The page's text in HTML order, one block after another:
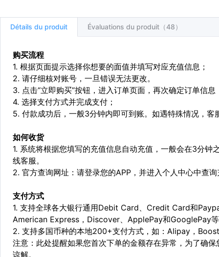
Détails du produit Évaluations du produit（48）
购买流程
1. 根据页面提示选择你想要的面值并填写对应充值信息；
2. 请仔细核对账号，一旦错误无法更改。
3. 点击“立即购买”按钮，进入订单页面，再次确定订单信息
4. 选择支付方式并完成支付；
5. 付款成功后，一般3分钟内即可到账。如遇特殊情况，
如何收货
1. 系统将根据您填写的充值信息自动充值，一般会在3分
线客服。
2. 官方查询网址：请登录您的APP，并进入个人中心中查
支付方式
1. 支持全球各大银行通用Debit Card、Credit Card和
American Express，Discover、ApplePay和GooglePay
2. 支持多国币种的本地200+支付方式，如：Alipay，
注意：此处提醒如果您首次下单的金额存在异常，为了确
谅解。